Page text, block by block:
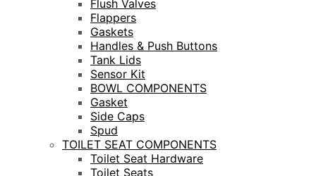
Flush Valves
Flappers
Gaskets
Handles & Push Buttons
Tank Lids
Sensor Kit
BOWL COMPONENTS
Gasket
Side Caps
Spud
TOILET SEAT COMPONENTS
Toilet Seat Hardware
Toilet Seats